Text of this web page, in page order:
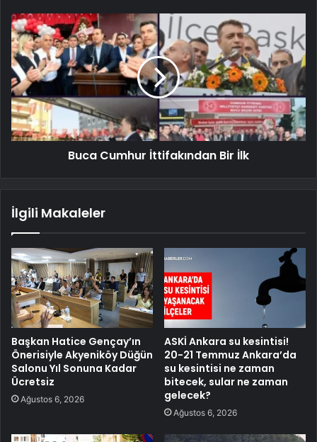
Buca Cumhur İttifakından Bir İlk
İlgili Makaleler
Başkan Hatice Gençay’ın
Önerisiyle Akyeniköy Düğün
Salonu Yıl Sonuna Kadar
Ücretsiz
Ağustos 6, 2026
ASKİ Ankara su kesintisi!
20-21 Temmuz Ankara’da
su kesintisi ne zaman
bitecek, sular ne zaman
gelecek?
Ağustos 6, 2026